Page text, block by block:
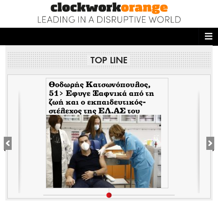
NEWS DESK
THE ONES WHO DO
MAGAZINE
TOP LINE
Θοδωρής Κατσωνόπουλος,
51> Εφυγε Ξαφνικά από τη
ζωή και ο εκπαιδευτικός-
στέλεχος της EΛ.ΑΣ του
Τσίπρα, λίγο αφότου έφυγε
ξαφνικά και ο Ανδρέας
Μπρακούλιας, 55 του
Mέρα25